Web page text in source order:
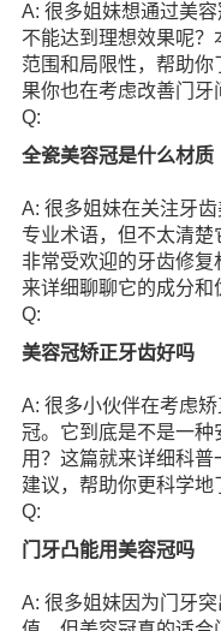
A: 很多姐妹想通过美
不能达到理想效果呢？
范围和局限性，帮助
果你也在考虑改善门牙
Q:
全瓷美容冠是什么材质
A: 很多姐妹在关注牙
专业术语，但不太清
非常受欢迎的牙齿修
来详细聊聊它的成分
Q:
美容冠矫正牙齿好吗
A: 很多小伙伴在考虑
冠。它到底是不是一
用？这篇就来详细科普
建议，帮助你更科学
Q:
门牙凸能用美容冠吗
A: 很多姐妹因为门牙